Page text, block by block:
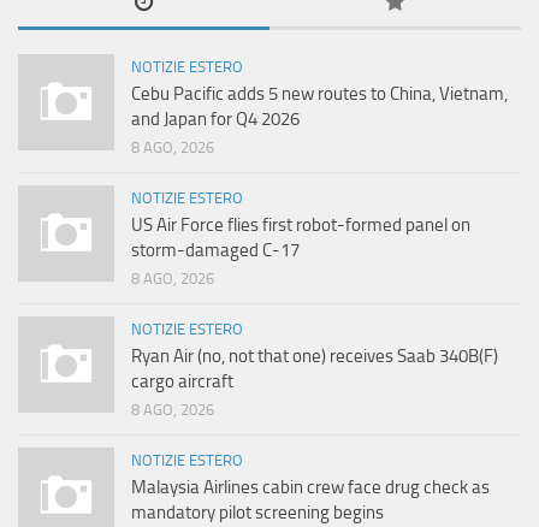
NOTIZIE ESTERO
Cebu Pacific adds 5 new routes to China, Vietnam,
and Japan for Q4 2026
8 AGO, 2026
NOTIZIE ESTERO
US Air Force flies first robot-formed panel on
storm-damaged C-17
8 AGO, 2026
NOTIZIE ESTERO
Ryan Air (no, not that one) receives Saab 340B(F)
cargo aircraft
8 AGO, 2026
NOTIZIE ESTERO
Malaysia Airlines cabin crew face drug check as
mandatory pilot screening begins